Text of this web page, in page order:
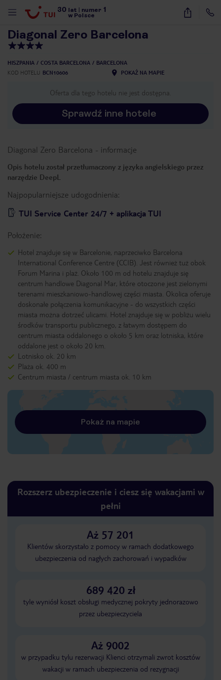
30 lat numer 1
w Polsce
38
Diagonal Zero Barcelona
HISZPANIA COSTA BARCELONA
BARCELONA
KOD HOTELU BCN10606 POKAŻ NA MAPIE
Oferta dla tego hotelu nie jest dostępna.
Sprawdź inne hotele
Diagonal Zero Barcelona - informacje
Opis hotelu został przetłumaczony z języka angielskiego przez
narzędzie DeepL
Najpopularniejsze udogodnienia:
TUI Service Center 24/7 + aplikacja TUI
Położenie:
Hotel znajduje się w Barcelonie, naprzeciwko Barcelona
International Conference Centre (CCIB). Jest również tuż obok
Forum Marina i plaż. Około 100 m od hotelu znajduje się
centrum handlowe Diagonal Mar, które otoczone jest zielonymi
terenami mieszkaniowo-handlowej części miasta. Okolica oferuje
doskonałe połączenia komunikacyjne - do wszystkich części
miasta można dotrzeć ulicami. Hotel znajduje się w pobliżu wielu
środków transportu publicznego, z łatwym dostępem do
centrum miasta oddalonego o około 5 km oraz lotniska, które
oddalone jest o około 20 km.
Lotnisko ok. 20 km
Plaża ok. 400 m
Centrum miasta / centrum miasta ok. 10 km
Pokaż na mapie
Rozszerz ubezpieczenie i ciesz się wakacjami w
pełni
Aż 57 201
Klientów skorzystało z pomocy w ramach dodatkowego
ubezpieczenia od nagłych zachorowań i wypadków
689 420 zł
tyle wyniósł koszt obsługi medycznej pokryty jednorazowo
przez ubezpieczyciela
Aż 9002
w przypadku tylu rezerwacji Klienci otrzymali zwrot kosztów
wakacji w ramach ubezpieczenia od rezygnacji